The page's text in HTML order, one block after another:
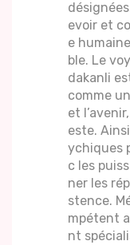
evoir et
e
ble. Le
dakanli
comme
et
este.
ychiques
c les
ner les
stence.
mpétent
nt